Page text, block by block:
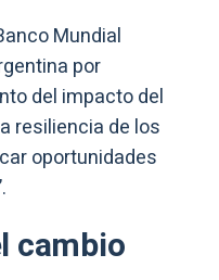
Mundial
por
del impacto del
resiliencia de los
oportunidades
cambio